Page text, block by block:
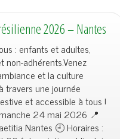
2026 – Nantes
: enfants et adultes,
non-adhérents.Venez
et la culture
travers une journée
et accessible à tous !
24 mai 2026 📍
Nantes 🕘 Horaires :